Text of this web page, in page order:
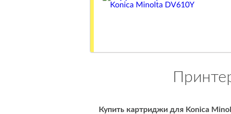
Купить картриджи для Konica